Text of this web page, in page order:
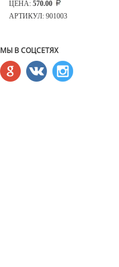
ЦЕНА: 570.00
АРТИКУЛ: 901003
МЫ В СОЦСЕТЯХ